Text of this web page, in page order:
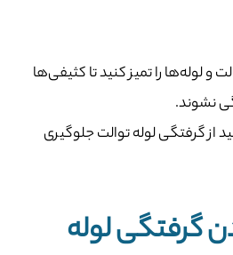
و لوله‌ها را تمیز کنید تا کثیفی‌ها
نشوند.
از گرفتگی لوله توالت جلوگیری
گرفتگی لوله